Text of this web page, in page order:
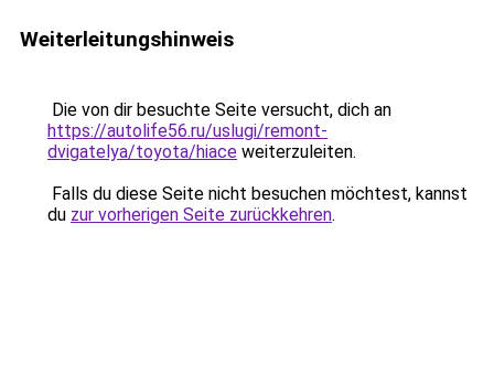
Weiterleitungshinweis
Die von dir besuchte Seite versucht, dich an
https://autolife56.ru/uslugi/remont-
dvigatelya/toyota/hiace weiterzuleiten.
Falls du diese Seite nicht besuchen möchtest, kannst
du zur vorherigen Seite zurückkehren.